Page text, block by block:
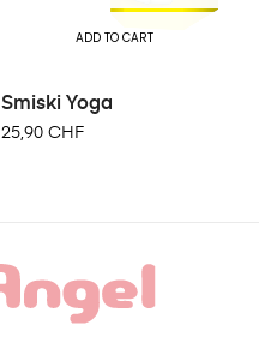
ADD TO CART
Smiski Yoga
25,90 CHF